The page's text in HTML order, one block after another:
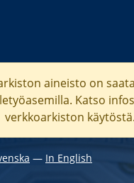
aineisto on
Katso
verkkoarkiston käytöstä.
― In English